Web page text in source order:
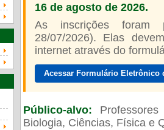
16 de agosto de 2026.
As inscrições foram
28/07/2026). Elas
internet através do
Acessar Formulário
Público-alvo:
Biologia, Ciências, Física e